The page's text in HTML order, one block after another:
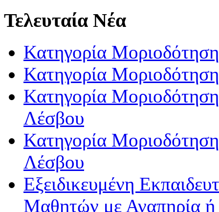
Τελευταία Νέα
Κατηγορία
Κατηγορία
Κατηγορία
Λέσβου
Κατηγορία
Λέσβου
Εξειδικευμένη
Μαθητών με Αναπηρία ή /